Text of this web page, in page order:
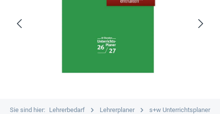
Sie sind hier: Lehrerbedarf Lehrerplaner s+w Unterrichtsplaner